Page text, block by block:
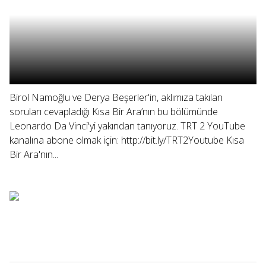
Birol Namoğlu ve Derya Beşerler'in, aklımıza takılan
soruları cevapladığı Kısa Bir Ara’nın bu bölümünde
Leonardo Da Vinci'yi yakından tanıyoruz. TRT 2 YouTube
kanalına abone olmak için: http://bit.ly/TRT2Youtube Kısa
Bir Ara'nın...